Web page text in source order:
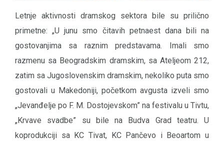
Letnje aktivnosti dramskog sektora bile su prilično
primetne: „U junu smo čitavih petnaest dana bili na
gostovanjima sa raznim predstavama. Imali smo
razmenu sa Beogradskim dramskim, sa Ateljeom 212,
zatim sa Jugoslovenskim dramskim, nekoliko puta smo
gostovali u Makedoniji, početkom avgusta izveli smo
„Jevanđelje po F. M. Dostojevskom” na festivalu u Tivtu,
„Krvave svadbe” su bile na Budva Grad teatru. U
koprodukciji sa KC Tivat, KC Pančevo i Beoartom u